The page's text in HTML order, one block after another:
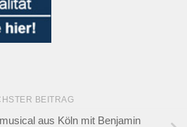
BEITRAG
aus Köln mit Benjamin